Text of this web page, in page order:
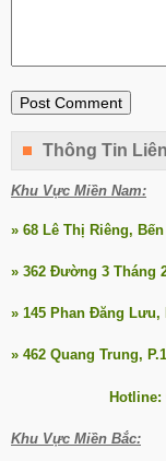
Thông Tin
Khu Vực Miền Nam:
» 68 Lê Thị Riêng,
» 362 Đường 3 Tháng
» 145 Phan Đăng Lưu,
» 462 Quang Trung,
Hotline:
Khu Vực Miền Bắc: